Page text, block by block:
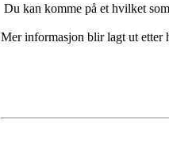
Du kan komme på et hvilket
Mer informasjon blir lagt ut etter